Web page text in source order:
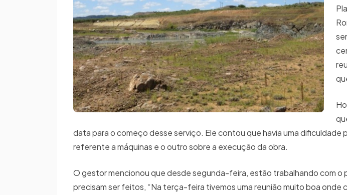
data para o começo desse serviço. Ele contou que havia uma dificuldade
referente a máquinas e o outro sobre a execução da obra.
O gestor mencionou que desde segunda-feira, estão trabalhando com o
precisam ser feitos, “Na terça-feira tivemos uma reunião muito boa